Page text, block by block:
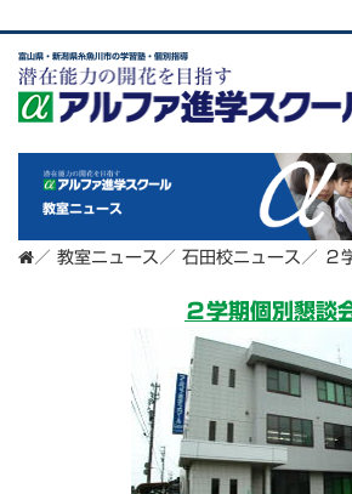
富山県・新潟県糸魚川市の学習塾・個別指導
教室ニュース
／ 教室ニュース ／ 石田校ニュース ／ ２
２学期個別懇談